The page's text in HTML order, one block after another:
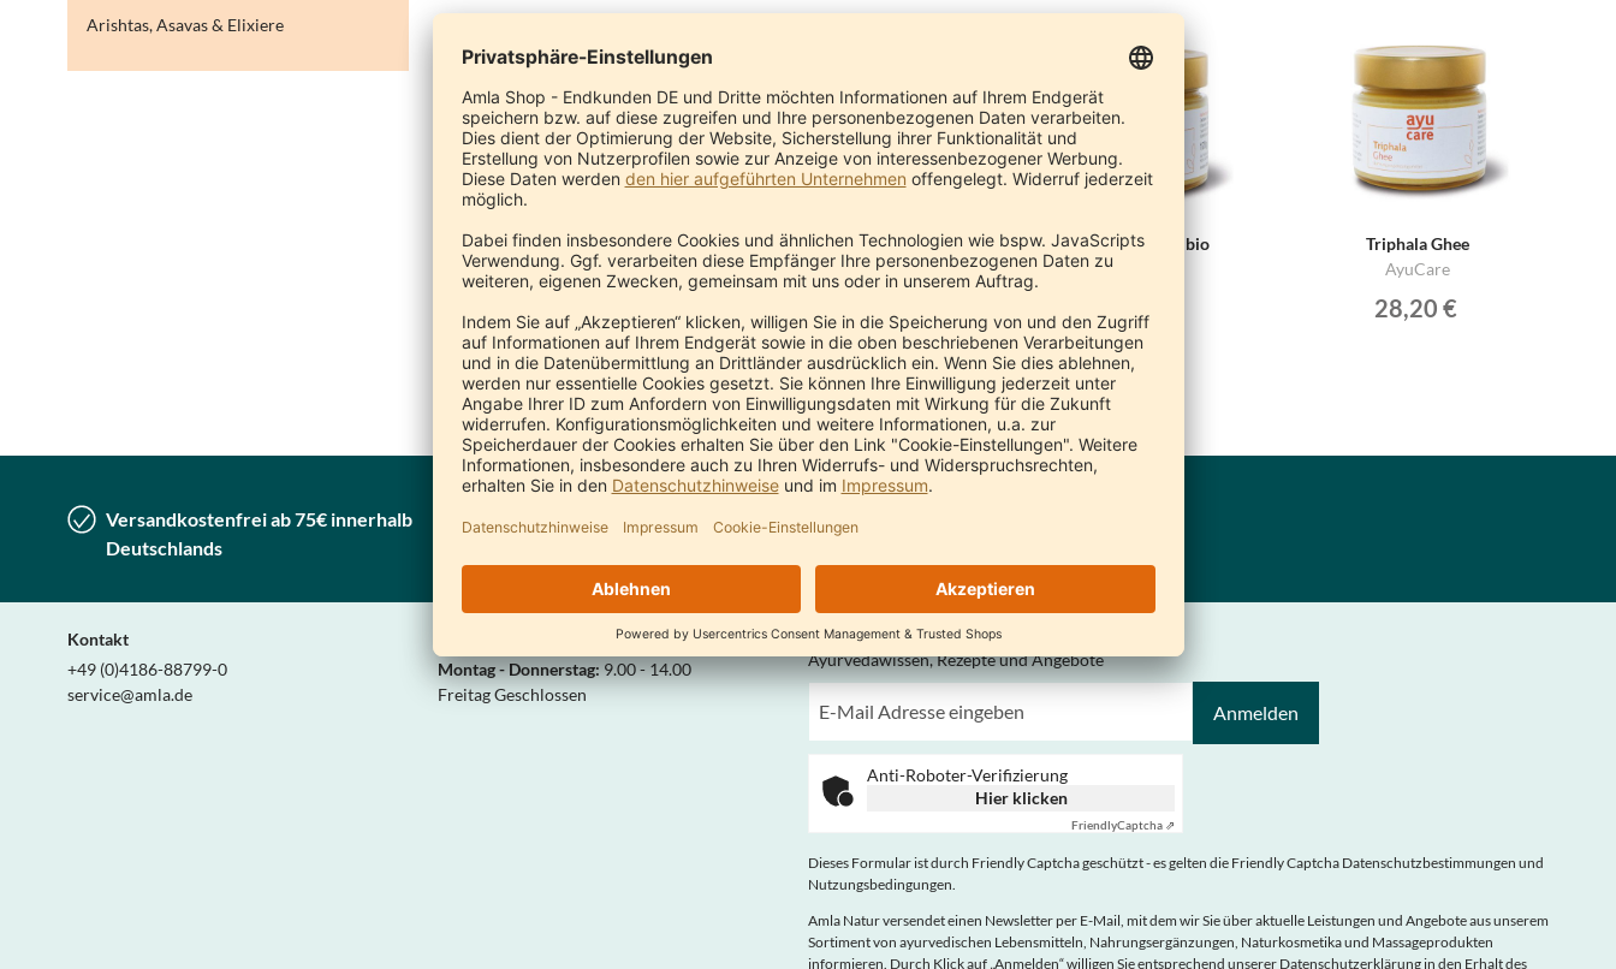
Arishtas, Asavas & Elixiere
Ashvagandha Ghee
AyuCare
28,20 €
Brahmi Ghee
AyuCare
28,20 €
Shatavari Ghee, bio
AyuCare
28,20 €
Triphala Ghee
AyuCare
28,20 €
Versandkostenfrei ab 75€ innerhalb
Deutschlands
Lieferung in 2 - 3 Werktagen innerhalb
Kontakt
+49 (0)4186-88799-0
service@amla.de
Wir sind persönlich für Sie da
Montag - Donnerstag:9.00 - 14.00
Freitag Geschlossen
Ayurveda News
Ayurvedawissen, Rezepte und Angebote
Anmelden
Anti-Roboter-Verifizierung
Hier klicken
FriendlyCaptcha ⇗
Dieses Formular ist durch Friendly Captcha geschützt - es gelten die Friendly Captcha Datenschutzbestimmungen und
Nutzungsbedingungen.
Amla Natur versendet einen Newsletter per E-Mail, mit dem wir Sie über aktuelle Leistungen und Angebote aus unserem
Sortiment von ayurvedischen Lebensmitteln, Nahrungsergänzungen, Naturkosmetika und Massageprodukten
informieren. Durch Klick auf „Anmelden“ willigen Sie entsprechend unserer Datenschutzerklärung in den Erhalt des